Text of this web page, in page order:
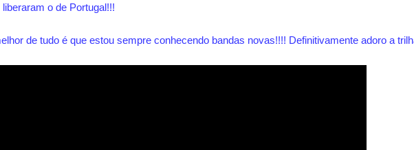
liberaram o de Portugal!!!
de tudo é que estou sempre conhecendo bandas novas!!!! Definitivamente adoro a